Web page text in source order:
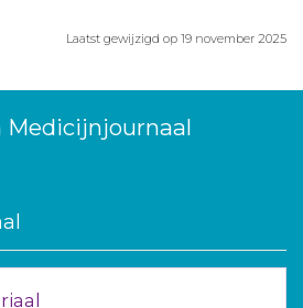
Laatst gewijzigd op 19 november 2025
Medicijnjournaal